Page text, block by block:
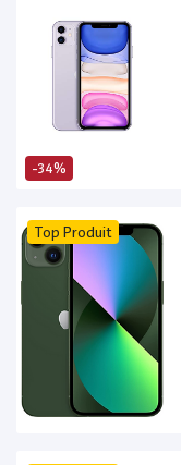
-34%
Top Produit